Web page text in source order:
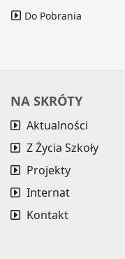
Do Pobrania
NA SKRÓTY
Aktualności
Z Życia Szkoły
Projekty
Internat
Kontakt